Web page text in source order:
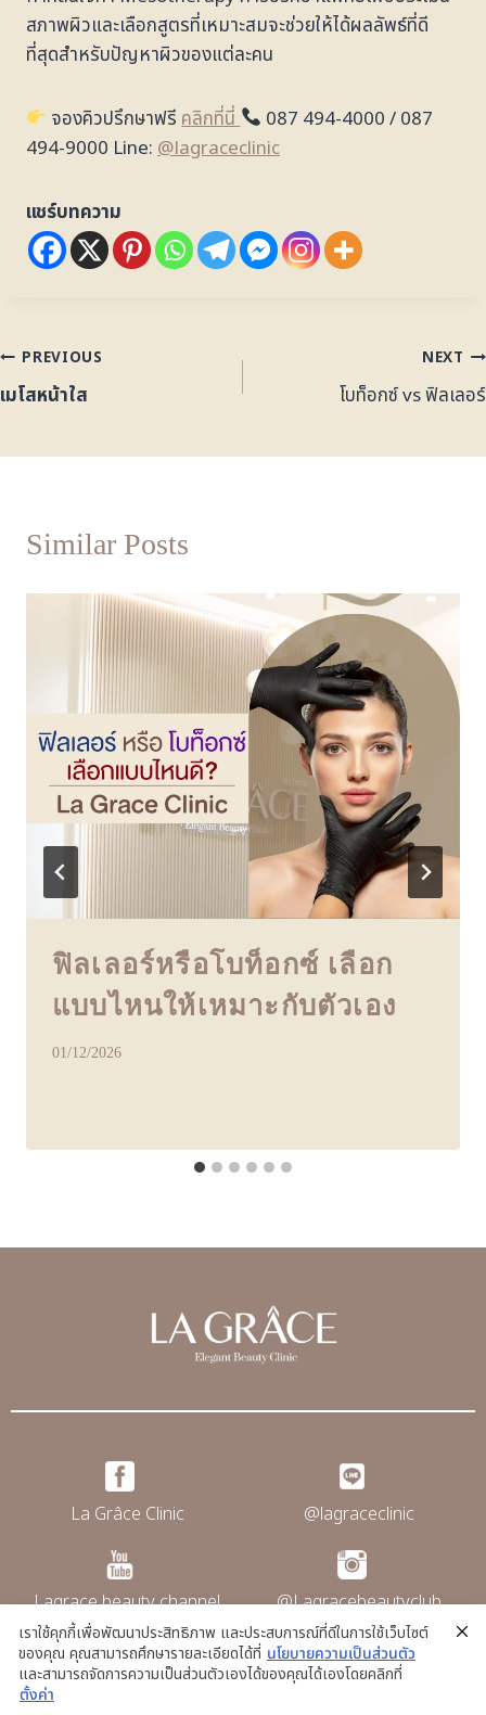
สภาพผิวและเลือกสูตรที่เหมาะสมจะช่วยให้ได้ผลลัพธ์ที่ดี
ที่สุดสำหรับปัญหาผิวของแต่ละคน
จองคิวปรึกษาฟรีคลิกที่นี่
087 494-4000 / 087
494-9000 Line:@lagraceclinic
แชร์บทความ
PREVIOUS
เมโสหน้าใส
NEXT
โบท็อกซ์ vs ฟิลเลอร์
Similar Posts
ฟิลเลอร์หรือโบท็อกซ์ เลือก
แบบไหนให้เหมาะกับตัวเอง
01/12/2026
La Grâce Clinic @lagraceclinic
Lagrace beauty channel @Lagracebeautyclub
@La grace clinic
เราใช้คุกกี้เพื่อพัฒนาประสิทธิภาพ และประสบการณ์ที่ดีในการใช้เว็บไซต์
ของคุณ คุณสามารถศึกษารายละเอียดได้ที่ นโยบายความเป็นส่วนตัว
และสามารถจัดการความเป็นส่วนตัวเองได้ของคุณได้เองโดยคลิกที่
ตั้งค่า